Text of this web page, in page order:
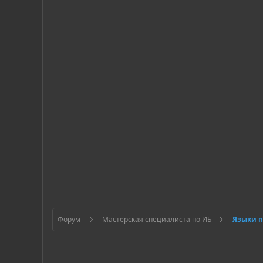
Форум Мастерская специалиста по ИБ Языки